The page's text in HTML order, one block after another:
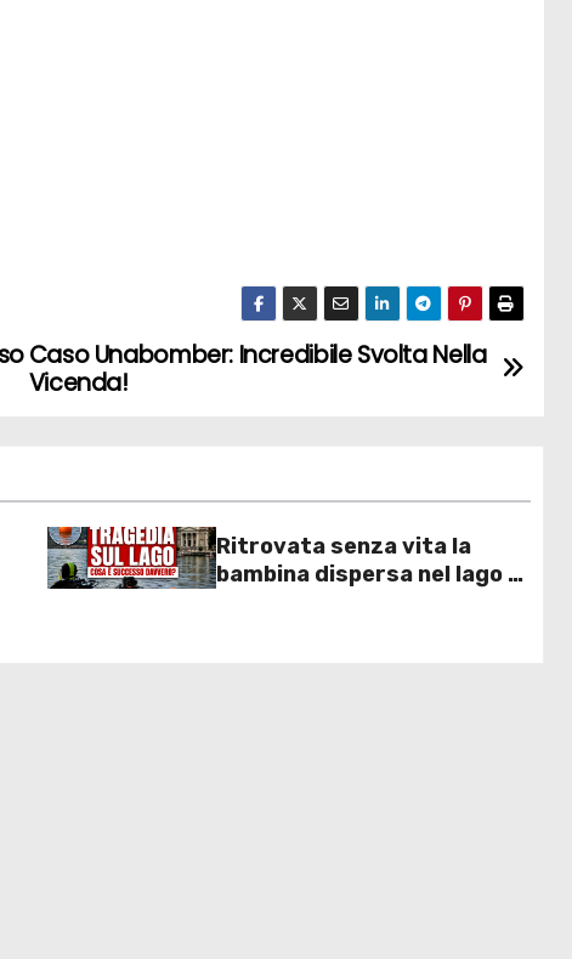
Caso Unabomber: Incredibile Svolta Nella
Vicenda!
Ritrovata senza vita la
bambina dispersa nel lago di